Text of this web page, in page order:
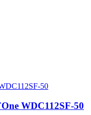
WDC112SF-50